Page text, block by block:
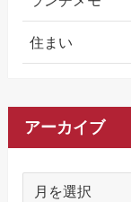
住まい
アーカイブ